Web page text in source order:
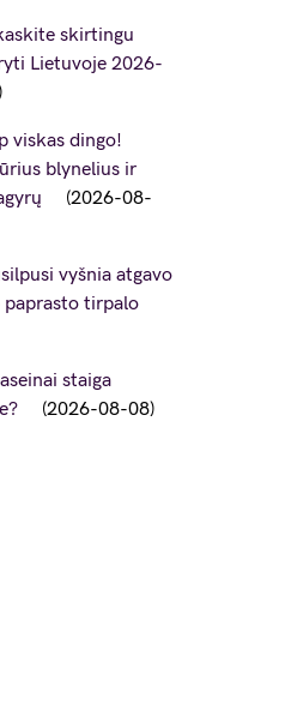
skirtingu
Lietuvoje 2026-
viskas dingo!
blynelius ir
2026-08-
vyšnia atgavo
paprasto tirpalo
staiga
2026-08-08